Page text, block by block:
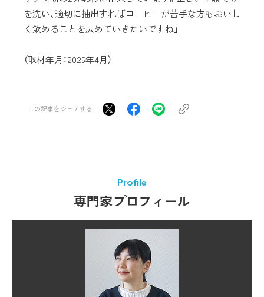
を洗い、適切に抽出すればコーヒーが苦手な方もおいし
く飲めることを広めていきたいですね」
（取材年月：2025年4月）
この記事をシェアする
Profile
専門家プロフィール